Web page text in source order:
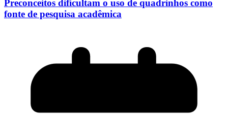
Preconceitos dificultam o uso de quadrinhos como
fonte de pesquisa acadêmica